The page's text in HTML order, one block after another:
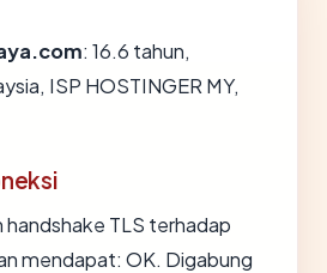
: 16.6 tahun,
ISP HOSTINGER MY,
handshake TLS terhadap
mendapat: OK. Digabung